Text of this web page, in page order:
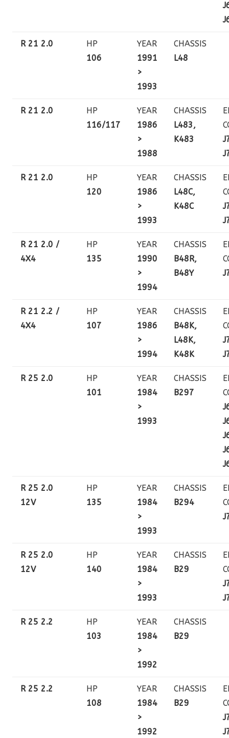
R 21 2.0
HP
106
YEAR
1991
>
1993
CHASSIS
L48
R 21 2.0
HP
116/117
YEAR
1986
>
1988
CHASSIS
L483,
K483
R 21 2.0
HP
120
YEAR
1986
>
1993
CHASSIS
L48C,
K48C
R 21 2.0 /
4X4
HP
135
YEAR
1990
>
1994
CHASSIS
B48R,
B48Y
R 21 2.2 /
4X4
HP
107
YEAR
1986
>
1994
CHASSIS
B48K,
L48K,
K48K
R 25 2.0
HP
101
YEAR
1984
>
1993
CHASSIS
B297
R 25 2.0
12V
HP
135
YEAR
1984
>
1993
CHASSIS
B294
R 25 2.0
12V
HP
140
YEAR
1984
>
1993
CHASSIS
B29
R 25 2.2
HP
103
YEAR
1984
>
1992
CHASSIS
B29
R 25 2.2
HP
108
YEAR
1984
>
1992
CHASSIS
B29